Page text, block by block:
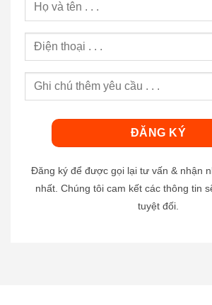
Đăng ký để được gọi lại tư vấn & nhận
nhất. Chúng tôi cam kết các thông tin
tuyệt đối.